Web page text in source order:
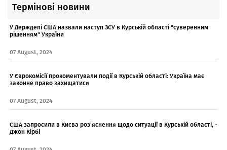
Термінові новини
У Держдепі США назвали наступ ЗСУ в Курській області "суверенним
рішенням" України
07 August, 2024
У Єврокомісії прокоментували події в Курській області: Україна має
законне право захищатися
07 August, 2024
США запросили в Києва роз'яснення щодо ситуації в Курській області, -
Джон Кірбі